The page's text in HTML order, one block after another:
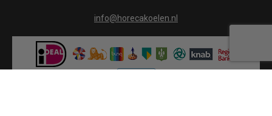
info@horecakoelen.nl